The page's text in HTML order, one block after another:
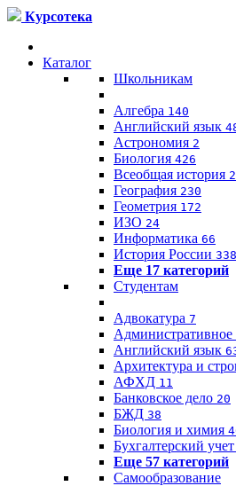
Курсотека
Каталог
Школьникам
Алгебра 140
Английский язык
Астрономия 2
Биология 426
Всеобщая история
География 230
Геометрия 172
ИЗО 24
Информатика 66
История России 338
Еще 17 категорий
Студентам
Адвокатура 7
Административное
Английский язык
Архитектура и
АФХД 11
Банковское дело 20
БЖД 38
Биология и химия
Бухгалтерский
Еще 57 категорий
Самообразование